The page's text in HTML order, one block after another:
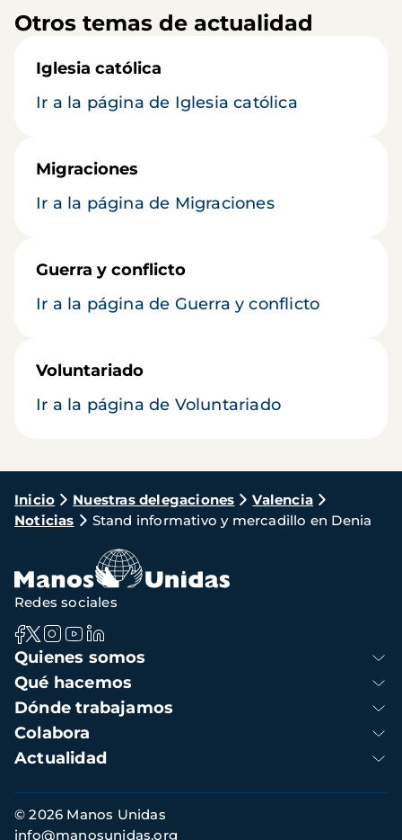
Otros temas de actualidad
Iglesia católica
Ir a la página de Iglesia católica
Migraciones
Ir a la página de Migraciones
Guerra y conflicto
Ir a la página de Guerra y conflicto
Voluntariado
Ir a la página de Voluntariado
Ruta
de
navegación
Inicio Nuestras delegaciones
Valencia
Noticias
Stand informativo y mercadillo en Denia
Navegación
principal
Quienes somos
Qué hacemos
Dónde trabajamos
Colabora
Actualidad
Redes sociales
Información
de
© 2026 Manos Unidas
info@manosunidas.org